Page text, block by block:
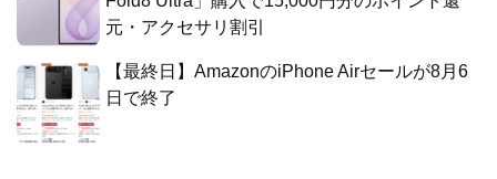
元・アクセサリ割引
【最終日】AmazonのiPhone Airセールが8月6
日で終了